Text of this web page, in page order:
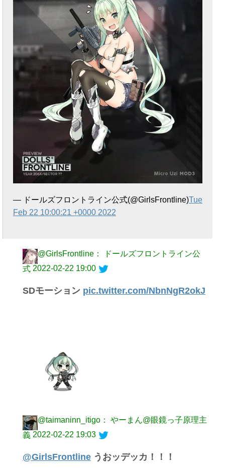
— ドールズフロントライン公式(@GirlsFrontline)Tue
Feb 22 10:00:21 +0000 2022
@GirlsFrontline： ドールズフロントライン公
式 2022-02-22 19:00
SDモーション pic.twitter.com/NbnNgR2okJ
@taimaninn_itigo： やーまん@眼鏡っ子原理主
義 2022-02-22 19:03
@GirlsFrontline うおッデッカ！！！